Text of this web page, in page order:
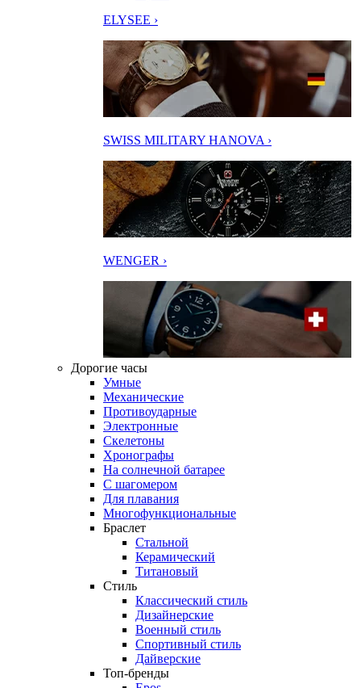
ELYSEE ›
SWISS MILITARY HANOVA ›
WENGER ›
Дорогие часы
Умные
Механические
Противоударные
Электронные
Скелетоны
Хронографы
На солнечной батарее
С шагомером
Для плавания
Многофункциональные
Браслет
Стальной
Керамический
Титановый
Стиль
Классический стиль
Дизайнерские
Военный стиль
Спортивный стиль
Дайверские
Топ-бренды